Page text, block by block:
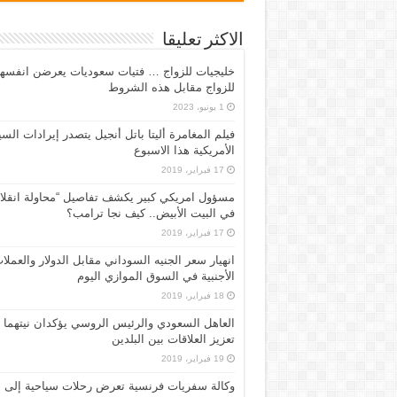
الاكثر تعليقا
خليجيات للزواج … فتيات سعوديات يعرضن
للزواج مقابل هذه الشروط
1 يونيو، 2023
فيلم المغامرة أليتا‭ ‬باتل أنجيل يتصدر إيرادات
الأمريكية هذا الاسبوع
17 فبراير، 2019
مسؤول امريكي كبير يكشف تفاصيل “محاولة
في البيت الأبيض.. كيف نجا ترامب؟
17 فبراير، 2019
انهيار سعر الجنيه السوداني مقابل الدولار
الأجنبية في السوق الموازي اليوم
18 فبراير، 2019
العاهل السعودي والرئيس الروسي يؤكدان نيتهما
تعزيز العلاقات بين البلدين
19 فبراير، 2019
وكالة سفريات فرنسية تعرض رحلات سياحية إلى